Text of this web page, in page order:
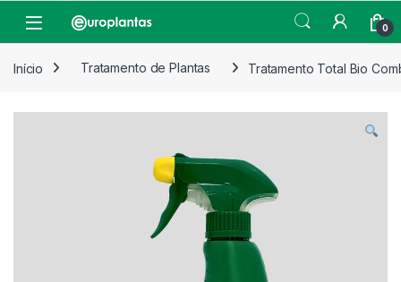
Open 0
Início Tratamento de Plantas Tratamento Total Bio